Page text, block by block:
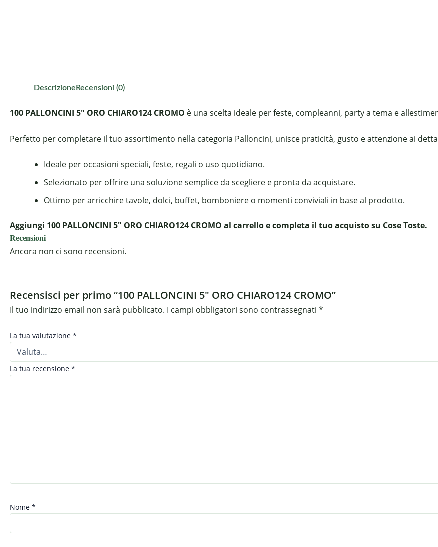
Descrizione Recensioni (0)
100 PALLONCINI 5" ORO CHIARO124 CROMO è una scelta ideale per feste, compleanni, party a tema e
Perfetto per completare il tuo assortimento nella categoria Palloncini, unisce praticità, gusto e attenzione ai
Ideale per occasioni speciali, feste, regali o uso quotidiano.
Selezionato per offrire una soluzione semplice da scegliere e pronta da acquistare.
Ottimo per arricchire tavole, dolci, buffet, bomboniere o momenti conviviali in base al prodotto.
Aggiungi 100 PALLONCINI 5" ORO CHIARO124 CROMO al carrello e completa il tuo acquisto su Cose Toste.
Recensioni
Ancora non ci sono recensioni.
Recensisci per primo “100 PALLONCINI 5″ ORO CHIARO124 CROMO”
Il tuo indirizzo email non sarà pubblicato. I campi obbligatori sono contrassegnati *
La tua valutazione *
La tua recensione *
Nome *